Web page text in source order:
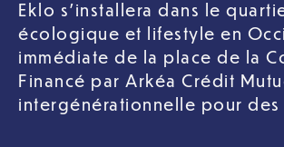
Eklo s’installera dans le
écologique et lifestyle en
immédiate de la place de la
Financé par Arkéa Crédit
intergénérationnelle pour